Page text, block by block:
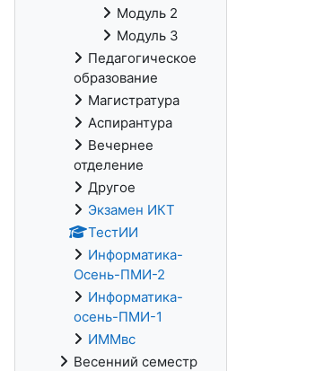
Модуль 2
Модуль 3
Педагогическое
образование
Магистратура
Аспирантура
Вечернее
отделение
Другое
Экзамен ИКТ
ТестИИ
Информатика-
Осень-ПМИ-2
Информатика-
осень-ПМИ-1
ИММвс
Весенний семестр